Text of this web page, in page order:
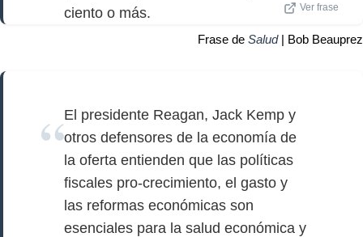
ciento o más.
Ver frase
Frase de Salud| Bob Beauprez
El presidente Reagan, Jack Kemp y
otros defensores de la economía de
la oferta entienden que las políticas
fiscales pro-crecimiento, el gasto y
las reformas económicas son
esenciales para la salud económica y